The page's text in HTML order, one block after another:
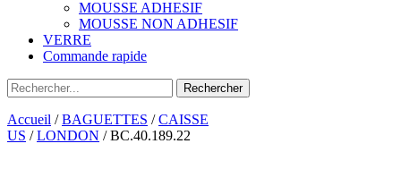
MOUSSE ADHESIF
MOUSSE NON ADHESIF
VERRE
Commande rapide
Accueil /BAGUETTES /CAISSE
US /LONDON / BC.40.189.22